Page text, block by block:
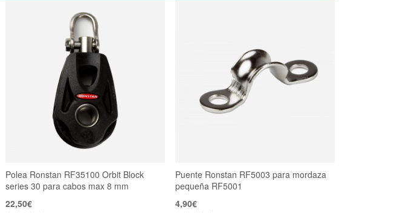
Polea Ronstan RF35100 Orbit Block
series 30 para cabos max 8 mm
22,50€
Puente Ronstan RF5003 para mordaza
pequeña RF5001
4,90€